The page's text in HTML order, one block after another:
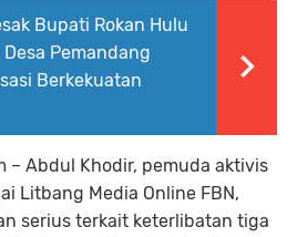
Bupati Rokan Hulu
Pemandang
Berkekuatan
– Abdul Khodir, pemuda aktivis
Litbang Media Online FBN,
serius terkait keterlibatan tiga